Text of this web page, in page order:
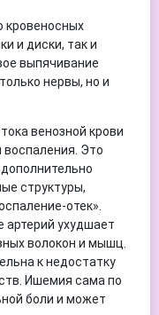
кровеносных
и диски, так и
выпячивание
нервы, но и
венозной крови
воспаления. Это
структуры,
отек».
артерий ухудшает
волокон и мышц.
к недостатку
Ишемия сама по
боли и может